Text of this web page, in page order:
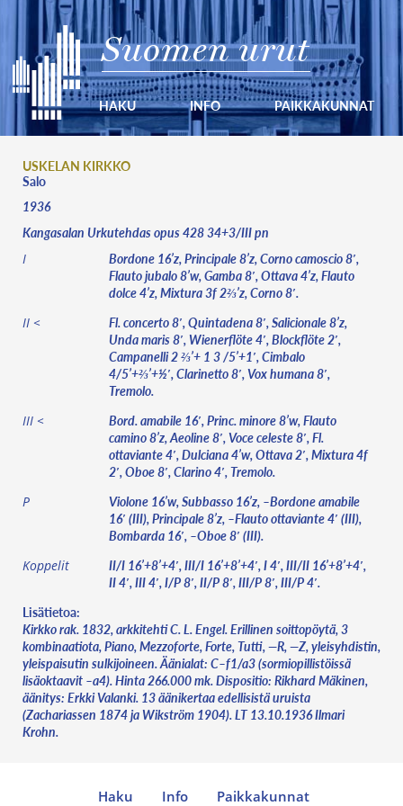
Suomen urut
HAKU INFO PAIKKAKUNNAT
USKELAN KIRKKO
Salo
1936
Kangasalan Urkutehdas opus 428 34+3/III pn
I
Bordone 16’z, Principale 8’z, Corno camoscio 8′,
Flauto jubalo 8’w, Gamba 8′, Ottava 4’z, Flauto
dolce 4’z, Mixtura 3f 2⅔’z, Corno 8′.
II <
Fl. concerto 8′, Quintadena 8′, Salicionale 8’z,
Unda maris 8′, Wienerflöte 4′, Blockflöte 2′,
Campanelli 2 ⅔’+ 1 3 /5’+1′, Cimbalo
4/5’+⅔’+½′, Clarinetto 8′, Vox humana 8′,
Tremolo.
III <
Bord. amabile 16′, Princ. minore 8’w, Flauto
camino 8’z, Aeoline 8′, Voce celeste 8′, Fl.
ottaviante 4′, Dulciana 4’w, Ottava 2′, Mixtura 4f
2′, Oboe 8′, Clarino 4′, Tremolo.
P
Violone 16’w, Subbasso 16’z, –Bordone amabile
16′ (III), Principale 8’z, –Flauto ottaviante 4′ (III),
Bombarda 16′, –Oboe 8′ (III).
Koppelit
II/I 16’+8’+4′, III/I 16’+8’+4′, I 4′, III/II 16’+8’+4′,
II 4′, III 4′, I/P 8′, II/P 8′, III/P 8′, III/P 4′.
Lisätietoa:
Kirkko rak. 1832, arkkitehti C. L. Engel. Erillinen soittopöytä, 3
kombinaatiota, Piano, Mezzoforte, Forte, Tutti, —R, —Z, yleisyhdistin,
yleispaisutin sulkijoineen. Äänialat: C–f1/a3 (sormiopillistöissä
lisäoktaavit –a4). Hinta 266.000 mk. Dispositio: Rikhard Mäkinen,
äänitys: Erkki Valanki. 13 äänikertaa edellisistä uruista
(Zachariassen 1874 ja Wikström 1904). LT 13.10.1936 Ilmari
Krohn.
Haku Info Paikkakunnat